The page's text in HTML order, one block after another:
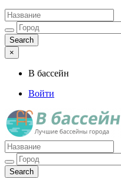
×
В бассейн
Войти
Лучшие бассейны города